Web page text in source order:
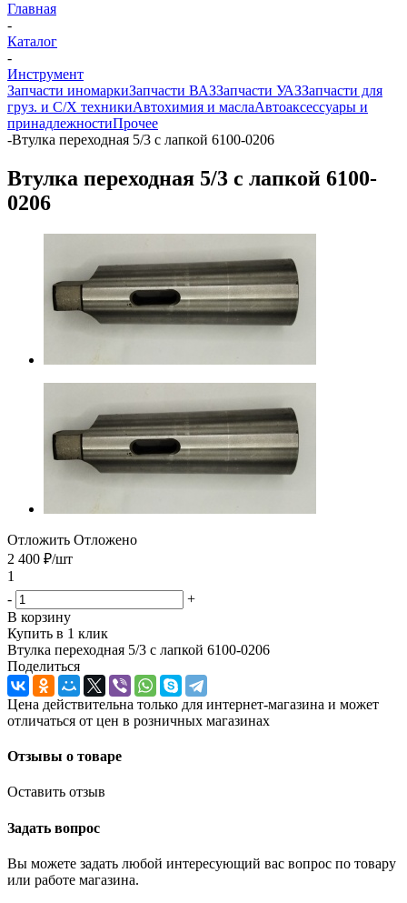
Главная
-
Каталог
-
Инструмент
Запчасти иномаркиЗапчасти ВАЗЗапчасти УАЗЗапчасти для
груз. и С/Х техникиАвтохимия и маслаАвтоаксессуары и
принадлежностиПрочее
-Втулка переходная 5/3 с лапкой 6100-0206
Втулка переходная 5/3 с лапкой 6100-
0206
Отложить Отложено
2 400 ₽/шт
1
-
+
В корзину
Купить в 1 клик
Втулка переходная 5/3 с лапкой 6100-0206
Поделиться
Цена действительна только для интернет-магазина и может
отличаться от цен в розничных магазинах
Отзывы о товаре
Оставить отзыв
Задать вопрос
Вы можете задать любой интересующий вас вопрос по товару
или работе магазина.